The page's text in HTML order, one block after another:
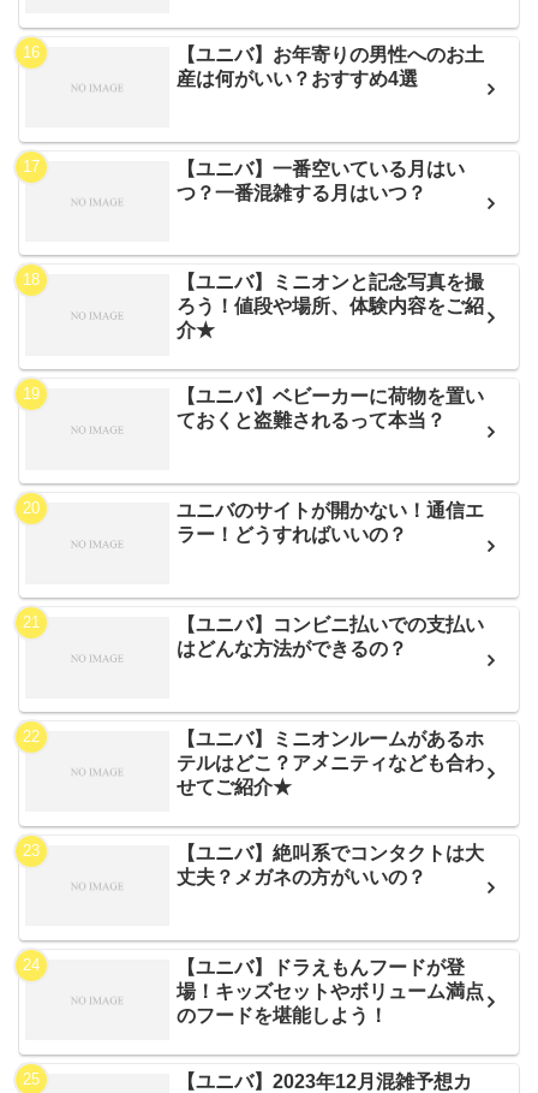
【ユニバ】お年寄りの男性へのお土
産は何がいい？おすすめ4選
【ユニバ】一番空いている月はい
つ？一番混雑する月はいつ？
【ユニバ】ミニオンと記念写真を撮
ろう！値段や場所、体験内容をご紹
介★
【ユニバ】ベビーカーに荷物を置い
ておくと盗難されるって本当？
ユニバのサイトが開かない！通信エ
ラー！どうすればいいの？
【ユニバ】コンビニ払いでの支払い
はどんな方法ができるの？
【ユニバ】ミニオンルームがあるホ
テルはどこ？アメニティなども合わ
せてご紹介★
【ユニバ】絶叫系でコンタクトは大
丈夫？メガネの方がいいの？
【ユニバ】ドラえもんフードが登
場！キッズセットやボリューム満点
のフードを堪能しよう！
【ユニバ】2023年12月混雑予想カ